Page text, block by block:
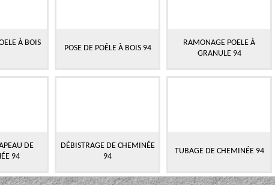
À BOIS
POSE DE POÊLE À BOIS 94
RAMONAGE POELE À
GRANULE 94
DE
94
DÉBISTRAGE DE CHEMINÉE
94
TUBAGE DE CHEMINÉE 94